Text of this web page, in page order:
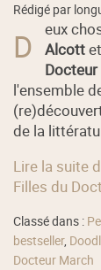
Rédigé par
D eux
Alcott
l'ensemble
de la
Lire la suite
Filles du
Classé dans :
bestseller,
Docteur March